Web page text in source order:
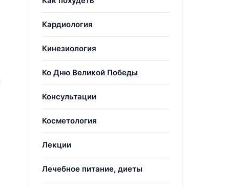
Кардиология
Кинезиология
Ко Дню Великой Победы
Консультации
Косметология
Лекции
Лечебное питание, диеты